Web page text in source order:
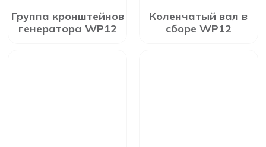
Группа кронштейнов
генератора WP12
Коленчатый вал в
сборе WP12